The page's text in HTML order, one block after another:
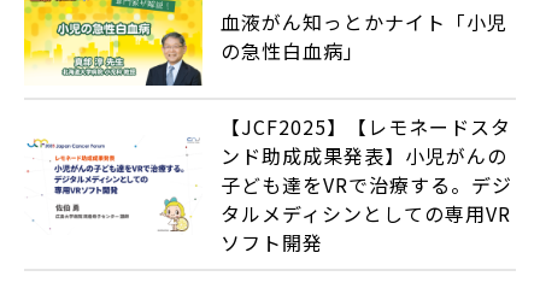
血液がん知っとかナイト「小児
の急性白血病」
【JCF2025】【レモネードスタ
ンド助成成果発表】小児がんの
子ども達をVRで治療する。デジ
タルメディシンとしての専用VR
ソフト開発